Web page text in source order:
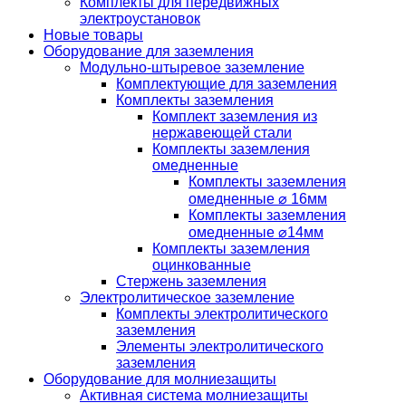
электроустановок
Новые товары
Оборудование для заземления
Модульно-штыревое заземление
Комплектующие для заземления
Комплекты заземления
Комплект заземления из
нержавеющей стали
Комплекты заземления
омедненные
Комплекты заземления
омедненные ⌀ 16мм
Комплекты заземления
омедненные ⌀14мм
Комплекты заземления
оцинкованные
Стержень заземления
Электролитическое заземление
Комплекты электролитического
заземления
Элементы электролитического
заземления
Оборудование для молниезащиты
Активная система молниезащиты